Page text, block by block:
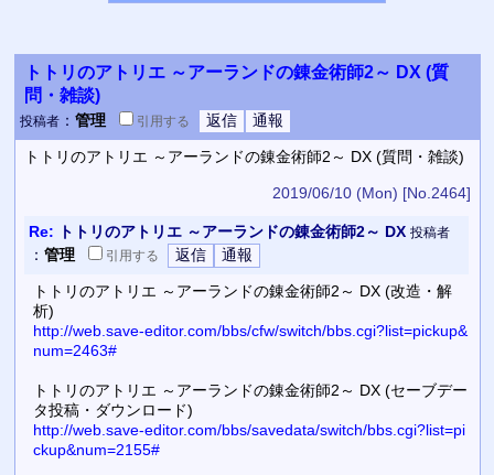
トトリのアトリエ ～アーランドの錬金術師2～ DX (質
問・雑談)
投稿者： 管理 引用する
トトリのアトリエ ～アーランドの錬金術師2～ DX (質問・雑談)
2019/06/10 (Mon) [No.2464]
Re: トトリのアトリエ ～アーランドの錬金術師2～ DX 投稿者
： 管理 引用する
トトリのアトリエ ～アーランドの錬金術師2～ DX (改造・解
析)
http://web.save-editor.com/bbs/cfw/switch/bbs.cgi?list=pickup&
num=2463#
トトリのアトリエ ～アーランドの錬金術師2～ DX (セーブデー
タ投稿・ダウンロード)
http://web.save-editor.com/bbs/savedata/switch/bbs.cgi?list=pi
ckup&num=2155#